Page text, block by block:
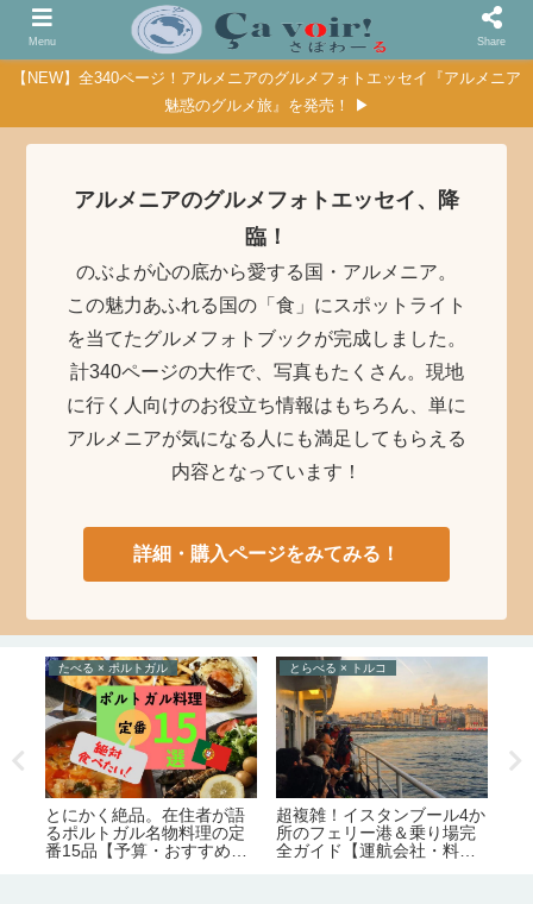
【NEW】全340ページ！アルメニアのグルメフォトエッセイ『アルメニア
魅惑のグルメ旅』を発売！ ▶
アルメニアのグルメフォトエッセイ、降
臨！
のぶよが心の底から愛する国・アルメニア。
この魅力あふれる国の「食」にスポットライト
を当てたグルメフォトブックが完成しました。
計340ページの大作で、写真もたくさん。現地
に行く人向けのお役立ち情報はもちろん、単に
アルメニアが気になる人にも満足してもらえる
内容となっています！
詳細・購入ページをみてみる！
たべる × ポルトガル
とにかく絶品。在住者が語
るポルトガル名物料理の定
番15品【予算・おすすめレ
とらべる × トルコ
超複雑！イスタンブール4か
所のフェリー港＆乗り場完
全ガイド【運航会社・料
Menu Share